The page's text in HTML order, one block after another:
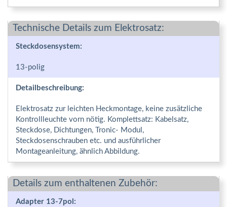
Technische Details zum Elektrosatz:
Steckdosensystem:
13-polig
Detailbeschreibung:
Elektrosatz zur leichten Heckmontage, keine zusätzliche
Kontrollleuchte vorn nötig. Komplettsatz: Kabelsatz,
Steckdose, Dichtungen, Tronic- Modul,
Steckdosenschrauben etc. und ausführlicher
Montageanleitung, ähnlich Abbildung.
Details zum enthaltenen Zubehör:
Adapter 13-7pol: